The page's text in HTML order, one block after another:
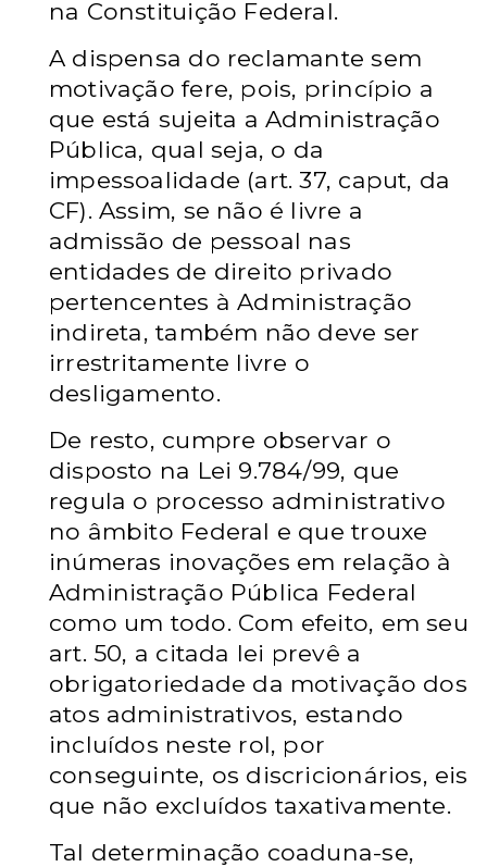
na Constituição Federal.
A dispensa do reclamante sem
motivação fere, pois, princípio a
que está sujeita a Administração
Pública, qual seja, o da
impessoalidade (art. 37, caput, da
CF). Assim, se não é livre a
admissão de pessoal nas
entidades de direito privado
pertencentes à Administração
indireta, também não deve ser
irrestritamente livre o
desligamento.
De resto, cumpre observar o
disposto na Lei 9.784/99, que
regula o processo administrativo
no âmbito Federal e que trouxe
inúmeras inovações em relação à
Administração Pública Federal
como um todo. Com efeito, em seu
art. 50, a citada lei prevê a
obrigatoriedade da motivação dos
atos administrativos, estando
incluídos neste rol, por
conseguinte, os discricionários, eis
que não excluídos taxativamente.
Tal determinação coaduna-se,